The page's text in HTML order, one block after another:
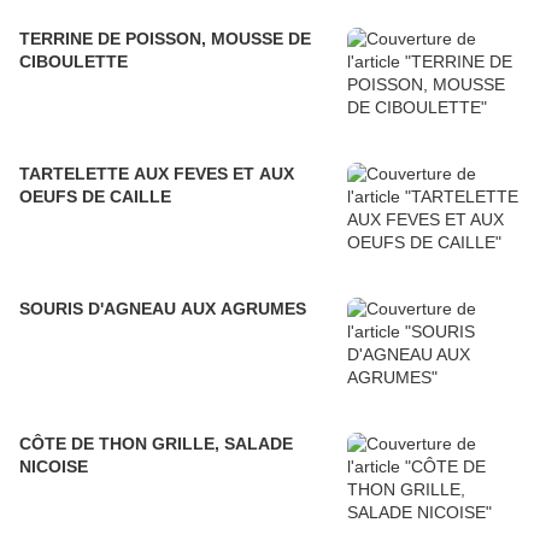
TERRINE DE POISSON, MOUSSE DE
CIBOULETTE
TARTELETTE AUX FEVES ET AUX
OEUFS DE CAILLE
SOURIS D'AGNEAU AUX AGRUMES
CÔTE DE THON GRILLE, SALADE
NICOISE